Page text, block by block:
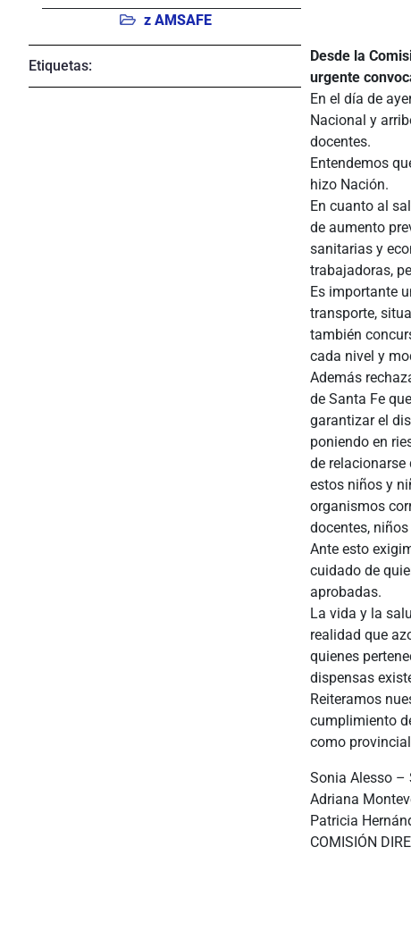
z AMSAFE
Etiquetas:
Desde la
urgente
En el día de
Nacional y
docentes.
Entendemos
hizo Nación.
En cuanto al
de aumento
sanitarias y
trabajadoras,
Es importante
transporte,
también
cada nivel y
Además
de Santa Fe
garantizar el
poniendo en
de
estos niños y
organismos
docentes,
Ante esto
cuidado de
aprobadas.
La vida y la
realidad que
quienes
dispensas
Reiteramos
cumplimiento
como
Sonia Alesso –
Adriana
Patricia
COMISIÓN